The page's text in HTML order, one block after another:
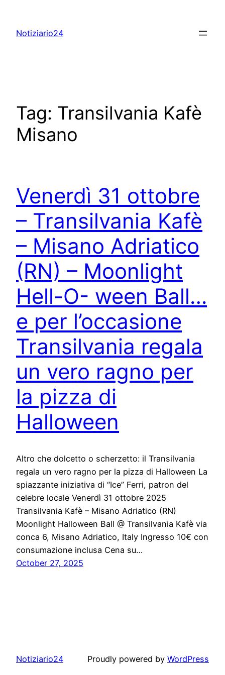
content
Notiziario24
Tag: Transilvania Kafè
Misano
Venerdì 31 ottobre
– Transilvania Kafè
– Misano Adriatico
(RN) – Moonlight
Hell-O- ween Ball…
e per l’occasione
Transilvania regala
un vero ragno per
la pizza di
Halloween
Altro che dolcetto o scherzetto: il Transilvania
regala un vero ragno per la pizza di Halloween La
spiazzante iniziativa di “Ice” Ferri, patron del
celebre locale Venerdì 31 ottobre 2025
Transilvania Kafè – Misano Adriatico (RN)
Moonlight Halloween Ball @ Transilvania Kafè via
conca 6, Misano Adriatico, Italy Ingresso 10€ con
consumazione inclusa Cena su…
October 27, 2025
Notiziario24 Proudly powered by WordPress